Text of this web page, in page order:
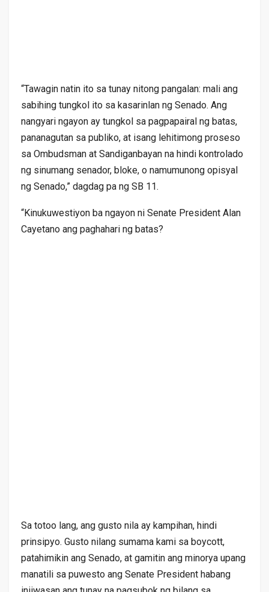
“Tawagin natin ito sa tunay nitong pangalan: mali ang
sabihing tungkol ito sa kasarinlan ng Senado. Ang
nangyari ngayon ay tungkol sa pagpapairal ng batas,
pananagutan sa publiko, at isang lehitimong proseso
sa Ombudsman at Sandiganbayan na hindi kontrolado
ng sinumang senador, bloke, o namumunong opisyal
ng Senado,” dagdag pa ng SB 11.
“Kinukuwestiyon ba ngayon ni Senate President Alan
Cayetano ang paghahari ng batas?
Sa totoo lang, ang gusto nila ay kampihan, hindi
prinsipyo. Gusto nilang sumama kami sa boycott,
patahimikin ang Senado, at gamitin ang minorya upang
manatili sa puwesto ang Senate President habang